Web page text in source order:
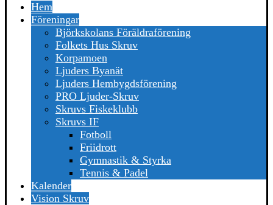
Hem
Föreningar
Björkskolans Föräldraförening
Folkets Hus Skruv
Korpamoen
Ljuders Byanät
Ljuders Hembygdsförening
PRO Ljuder-Skruv
Skruvs Fiskeklubb
Skruvs IF
Fotboll
Friidrott
Gymnastik & Styrka
Tennis & Padel
Kalender
Vision Skruv